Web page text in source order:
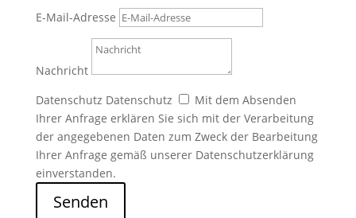
E-Mail-Adresse
Nachricht
Datenschutz Datenschutz
Mit dem Absenden
Ihrer Anfrage erklären Sie sich mit der Verarbeitung
der angegebenen Daten zum Zweck der Bearbeitung
Ihrer Anfrage gemäß unserer Datenschutzerklärung
einverstanden.
Senden